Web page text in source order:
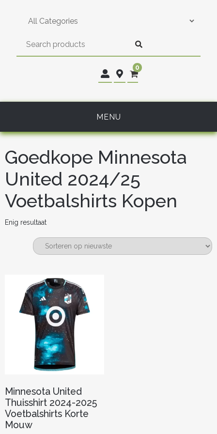
0
MENU
Goedkope Minnesota
United 2024/25
Voetbalshirts Kopen
Enig resultaat
Minnesota United
Thuisshirt 2024-2025
Voetbalshirts Korte
Mouw